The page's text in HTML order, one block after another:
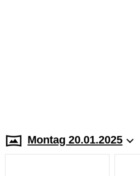
Montag 20.01.2025